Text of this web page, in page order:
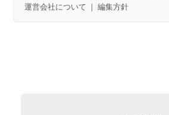
運営会社について ｜編集方針